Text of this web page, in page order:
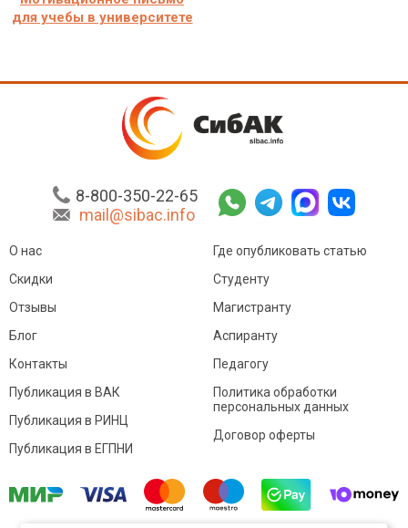
для учебы в университете
8-800-350-22-65
mail@sibac.info
О нас
Скидки
Отзывы
Блог
Контакты
Где опубликовать статью
Студенту
Магистранту
Аспиранту
Педагогу
Публикация в ВАК
Публикация в РИНЦ
Публикация в ЕГПНИ
Политика обработки
персональных данных
Договор оферты